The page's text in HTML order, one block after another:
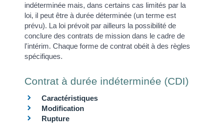
indéterminée mais, dans certains cas limités par la
loi, il peut être à durée déterminée (un terme est
prévu). La loi prévoit par ailleurs la possibilité de
conclure des contrats de mission dans le cadre de
l'intérim. Chaque forme de contrat obéit à des règles
spécifiques.
Contrat à durée indéterminée (CDI)
Caractéristiques
Modification
Rupture